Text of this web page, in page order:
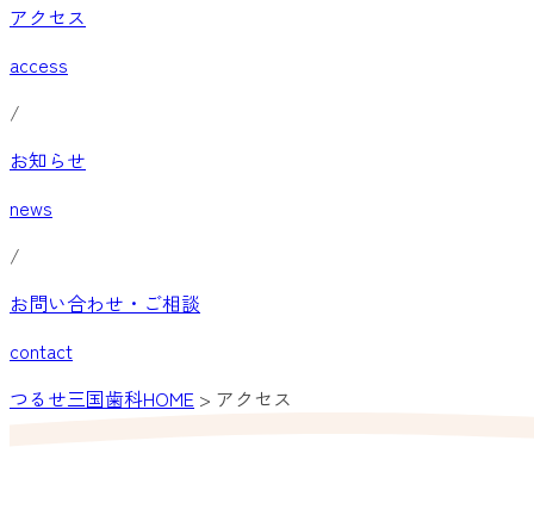
アクセス
access
/
お知らせ
news
/
お問い合わせ・ご相談
contact
つるせ三国歯科HOME > アクセス